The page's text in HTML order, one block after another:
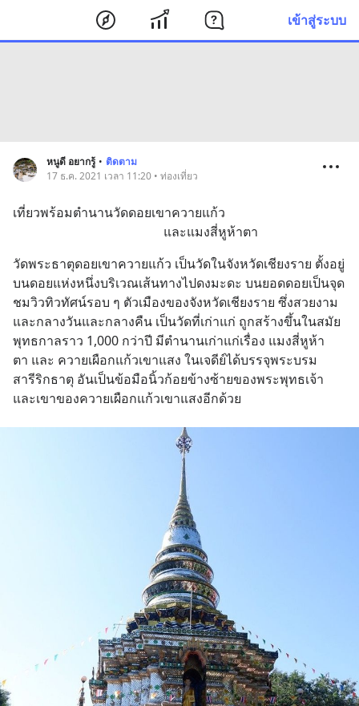
เข้าสู่ระบบ
หนูดี อยากรู้ • ติดตาม
17 ธ.ค. 2021 เวลา 11:20 • ท่องเที่ยว
เที่ยวพร้อมตำนานวัดดอยเขาควายแก้ว
                                               และแมงสี่หูห้าตา
วัดพระธาตุดอยเขาควายแก้ว เป็นวัดในจังหวัดเชียงราย ตั้งอยู่
บนดอยแห่งหนึ่งบริเวณเส้นทางไปดงมะดะ บนยอดดอยเป็นจุด
ชมวิวทิวทัศน์รอบ ๆ ตัวเมืองของจังหวัดเชียงราย ซึ่งสวยงาม
และกลางวันและกลางคืน เป็นวัดที่เก่าแก่ ถูกสร้างขึ้นในสมัย
พุทธกาลราว 1,000 กว่าปี มีตำนานเก่าแก่เรื่อง แมงสี่หูห้า
ตา และ ควายเผือกแก้วเขาแสง ในเจดีย์ได้บรรจุพระบรม
สารีริกธาตุ อันเป็นข้อมือนิ้วก้อยข้างซ้ายของพระพุทธเจ้า
และเขาของควายเผือกแก้วเขาแสงอีกด้วย